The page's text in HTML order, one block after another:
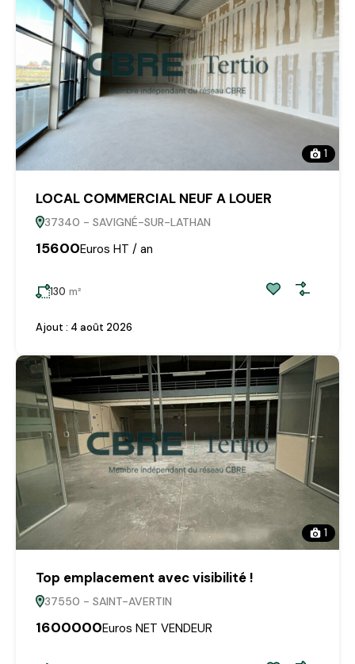
1
LOCAL COMMERCIAL NEUF A LOUER
37340 - SAVIGNÉ-SUR-LATHAN
15600Euros HT / an
130 m²
Ajout : 4 août 2026
1
Top emplacement avec visibilité !
37550 - SAINT-AVERTIN
1600000Euros NET VENDEUR